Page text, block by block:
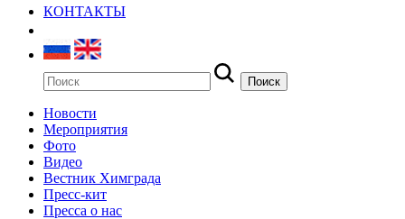
КОНТАКТЫ
Новости
Мероприятия
Фото
Видео
Вестник Химграда
Пресс-кит
Пресса о нас